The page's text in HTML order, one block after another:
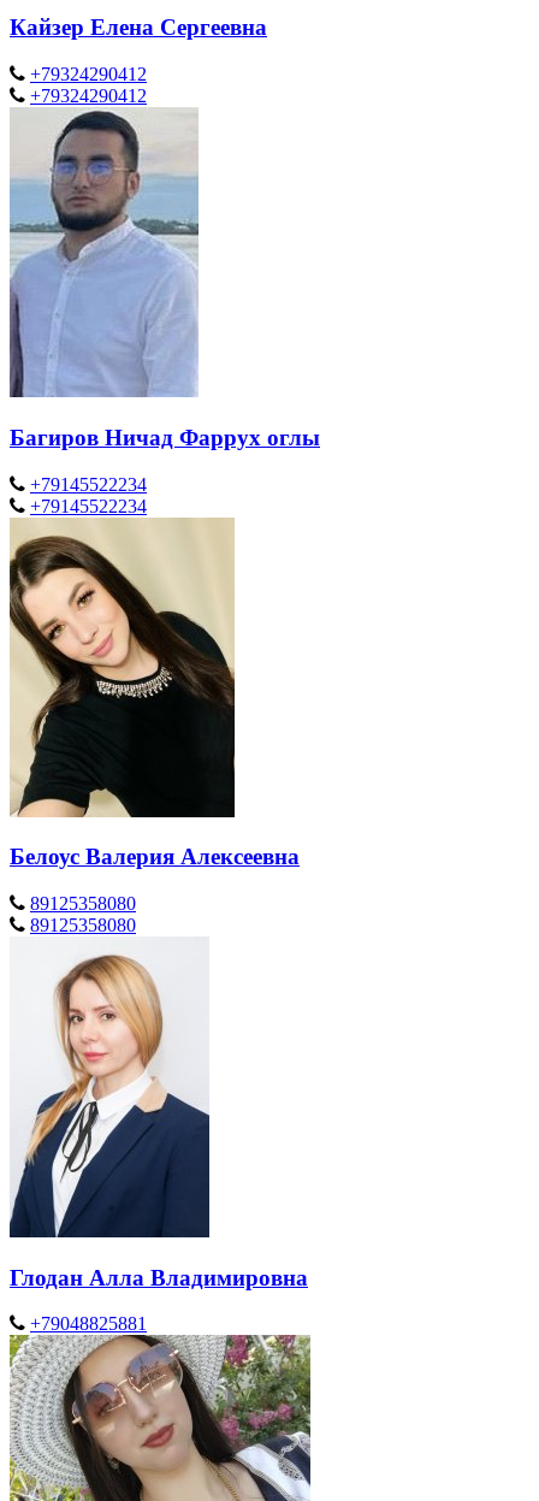
Кайзер Елена Сергеевна
+79324290412
+79324290412
Багиров Ничад Фаррух оглы
+79145522234
+79145522234
Белоус Валерия Алексеевна
89125358080
89125358080
Глодан Алла Владимировна
+79048825881